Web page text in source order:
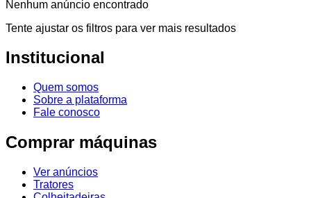
Nenhum anúncio encontrado
Tente ajustar os filtros para ver mais resultados
Institucional
Quem somos
Sobre a plataforma
Fale conosco
Comprar máquinas
Ver anúncios
Tratores